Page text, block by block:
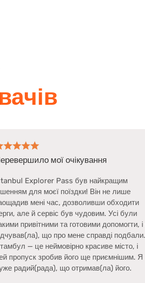
найкращим
Він не лише
обходити
Усі були
допомогти, і я
справді подбали.
місто, і
ще приємнішим. Я
його.
Неймовірні
Мені дуже
Стамбула, а
ще кращою!
хвилюватися
Лише плавний
дорогу.
і корисним, і
спілкуватися,
дуже бажаним
Стамбул